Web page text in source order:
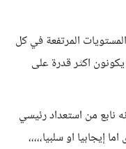
المرتفعة في كل
يكونون اكثر قدرة على
نابع من استعداد رئيسي
إيجابيا او سلبيا،،،،،